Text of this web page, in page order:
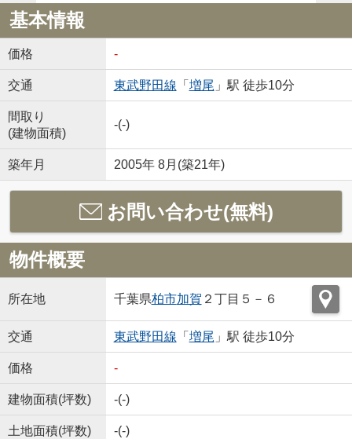
基本情報
価格 -
交通 東武野田線 「 増尾 」駅 徒歩10分
間取り
(建物面積)
-(-)
築年月 2005年 8月(築21年)
お問い合わせ(無料)
物件概要
所在地 千葉県柏市加賀 ２丁目５－６
交通 東武野田線 「 増尾 」駅 徒歩10分
価格 -
建物面積(坪数) -(-)
土地面積(坪数) -(-)